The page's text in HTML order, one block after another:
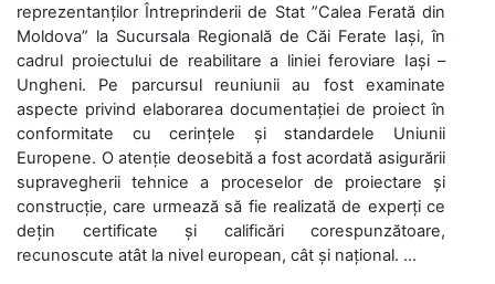
reprezentanților Întreprinderii de Stat ”Calea Ferată din
Moldova” la Sucursala Regională de Căi Ferate Iași, în
cadrul proiectului de reabilitare a liniei feroviare Iași –
Ungheni. Pe parcursul reuniunii au fost examinate
aspecte privind elaborarea documentației de proiect în
conformitate cu cerințele și standardele Uniunii
Europene. O atenție deosebită a fost acordată asigurării
supravegherii tehnice a proceselor de proiectare și
construcție, care urmează să fie realizată de experți ce
dețin certificate și calificări corespunzătoare,
recunoscute atât la nivel european, cât și național. ...